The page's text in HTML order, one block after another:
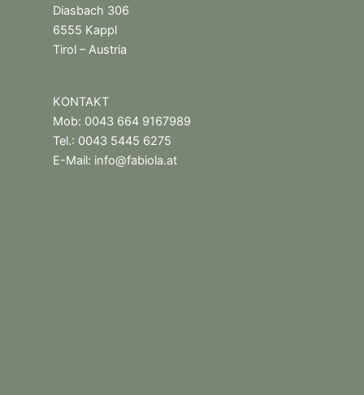
Diasbach 306
6555 Kappl
Tirol – Austria
KONTAKT
Mob: 0043 664 9167989
Tel.: 0043 5445 6275
E-Mail: info@fabiola.at